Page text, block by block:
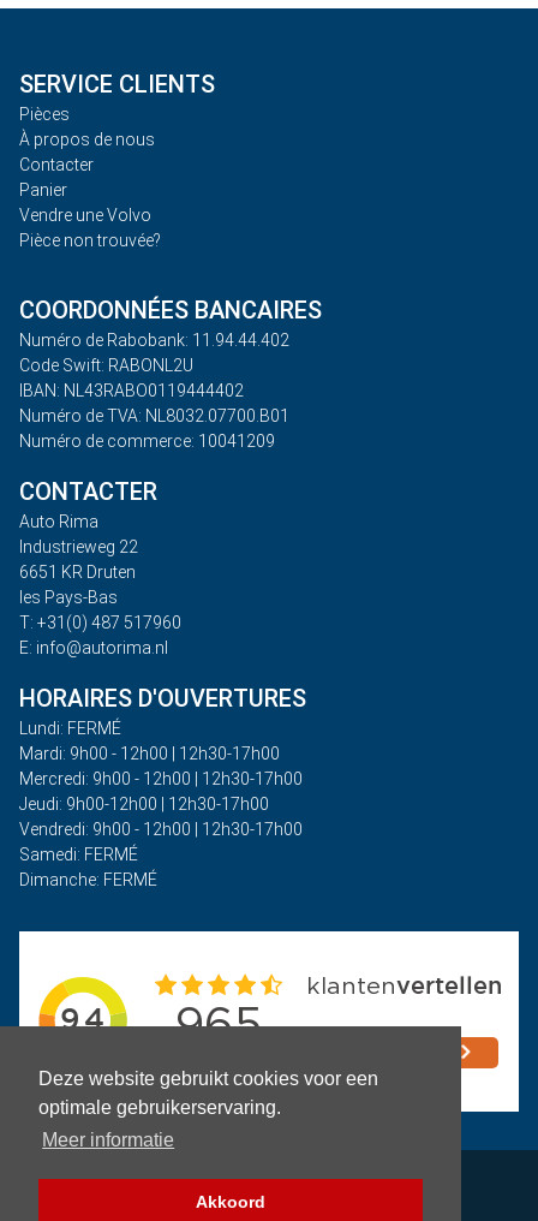
Deze website gebruikt cookies voor een
optimale gebruikerservaring.
Meer informatie
Akkoord
SERVICE CLIENTS
Pièces
À propos de nous
Contacter
Panier
Vendre une Volvo
Pièce non trouvée?
COORDONNÉES BANCAIRES
Numéro de Rabobank: 11.94.44.402
Code Swift: RABONL2U
IBAN: NL43RABO0119444402
Numéro de TVA: NL8032.07700.B01
Numéro de commerce: 10041209
CONTACTER
Auto Rima
Industrieweg 22
6651 KR Druten
les Pays-Bas
T: +31(0) 487 517960
E: info@autorima.nl
HORAIRES D'OUVERTURES
Lundi: FERMÉ
Mardi: 9h00 - 12h00 | 12h30-17h00
Mercredi: 9h00 - 12h00 | 12h30-17h00
Jeudi: 9h00-12h00 | 12h30-17h00
Vendredi: 9h00 - 12h00 | 12h30-17h00
Samedi: FERMÉ
Dimanche: FERMÉ
Politique de confidentialité